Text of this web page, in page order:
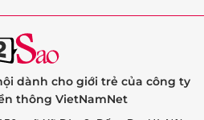
dành cho giới trẻ của công ty
thông VietNamNet